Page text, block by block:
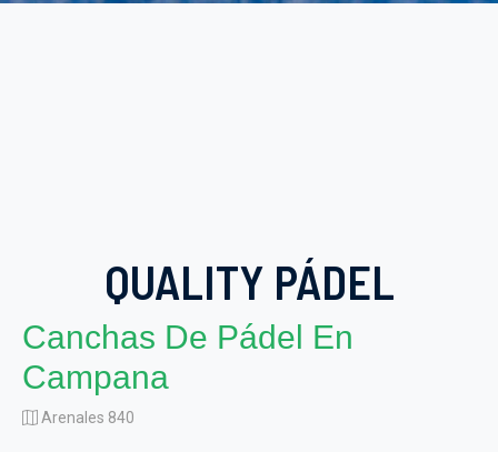
QUALITY PÁDEL
Canchas De Pádel En
Campana
Arenales 840